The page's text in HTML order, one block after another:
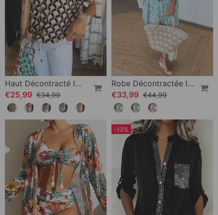
Haut Décontracté Imprimé À Manches Courtes Et Col En V
€25,99 €34,99
Robe Décontractée Imprimée À Col En V Et Demi-Manches
€33,99 €44,99
-13%